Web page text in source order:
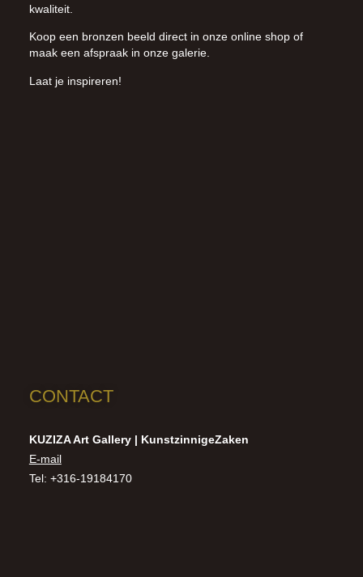
kwaliteit.
Koop een bronzen beeld direct in onze online shopof
maak een afspraak in onze galerie.
Laat je inspireren!
CONTACT
KUZIZA Art Gallery | KunstzinnigeZaken
E-mail
Tel: +316-19184170